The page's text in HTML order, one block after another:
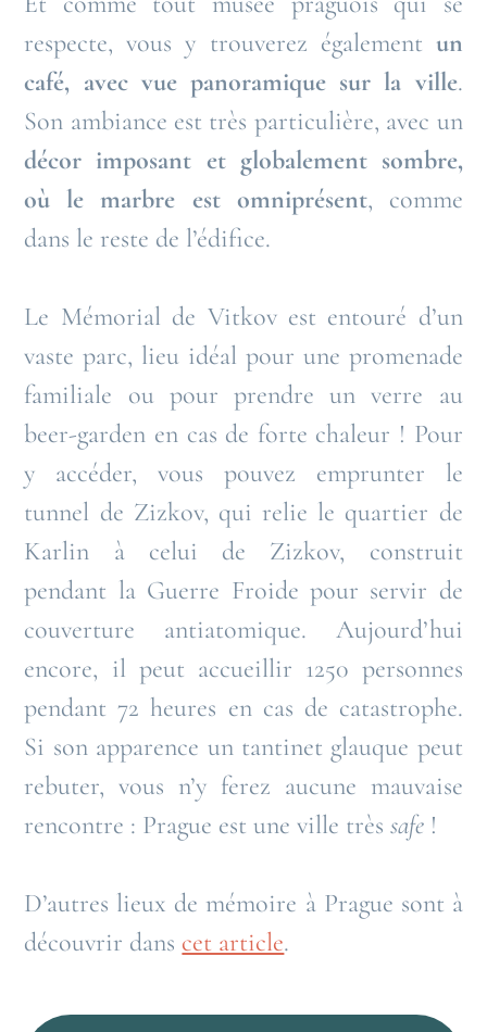
respecte, vous y trouverez également un
café, avec vue panoramique sur la ville.
Son ambiance est très particulière, avec un
décor imposant et globalement sombre,
où le marbre est omniprésent, comme
dans le reste de l’édifice.
Le Mémorial de Vitkov est entouré d’un
vaste parc, lieu idéal pour une promenade
familiale ou pour prendre un verre au
beer-garden en cas de forte chaleur ! Pour
y accéder, vous pouvez emprunter le
tunnel de Zizkov, qui relie le quartier de
Karlin à celui de Zizkov, construit
pendant la Guerre Froide pour servir de
couverture antiatomique. Aujourd’hui
encore, il peut accueillir 1250 personnes
pendant 72 heures en cas de catastrophe.
Si son apparence un tantinet glauque peut
rebuter, vous n’y ferez aucune mauvaise
rencontre : Prague est une ville trèssafe !
D’autres lieux de mémoire à Prague sont à
découvrir dans cet article.